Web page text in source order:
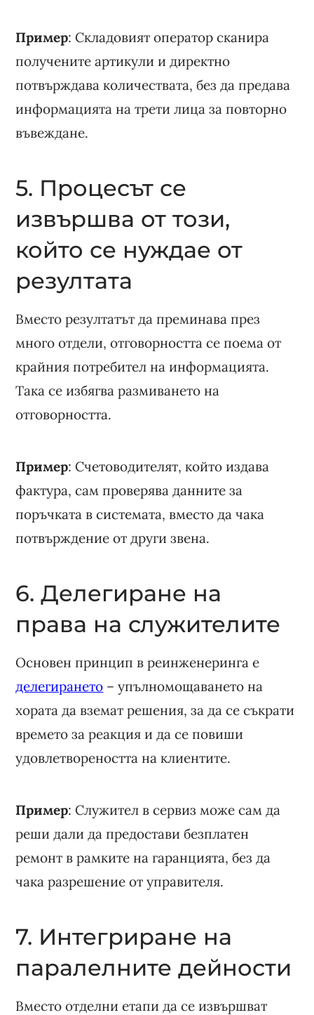
Пример: Складовият оператор сканира
получените артикули и директно
потвърждава количествата, без да предава
информацията на трети лица за повторно
въвеждане.
5. Процесът се
извършва от този,
който се нуждае от
резултата
Вместо резултатът да преминава през
много отдели, отговорността се поема от
крайния потребител на информацията.
Така се избягва размиването на
отговорността.
Пример: Счетоводителят, който издава
фактура, сам проверява данните за
поръчката в системата, вместо да чака
потвърждение от други звена.
6. Делегиране на
права на служителите
Основен принцип в реинженеринга е
делегирането – упълномощаването на
хората да вземат решения, за да се съкрати
времето за реакция и да се повиши
удовлетвореността на клиентите.
Пример: Служител в сервиз може сам да
реши дали да предостави безплатен
ремонт в рамките на гаранцията, без да
чака разрешение от управителя.
7. Интегриране на
паралелните дейности
Вместо отделни етапи да се извършват